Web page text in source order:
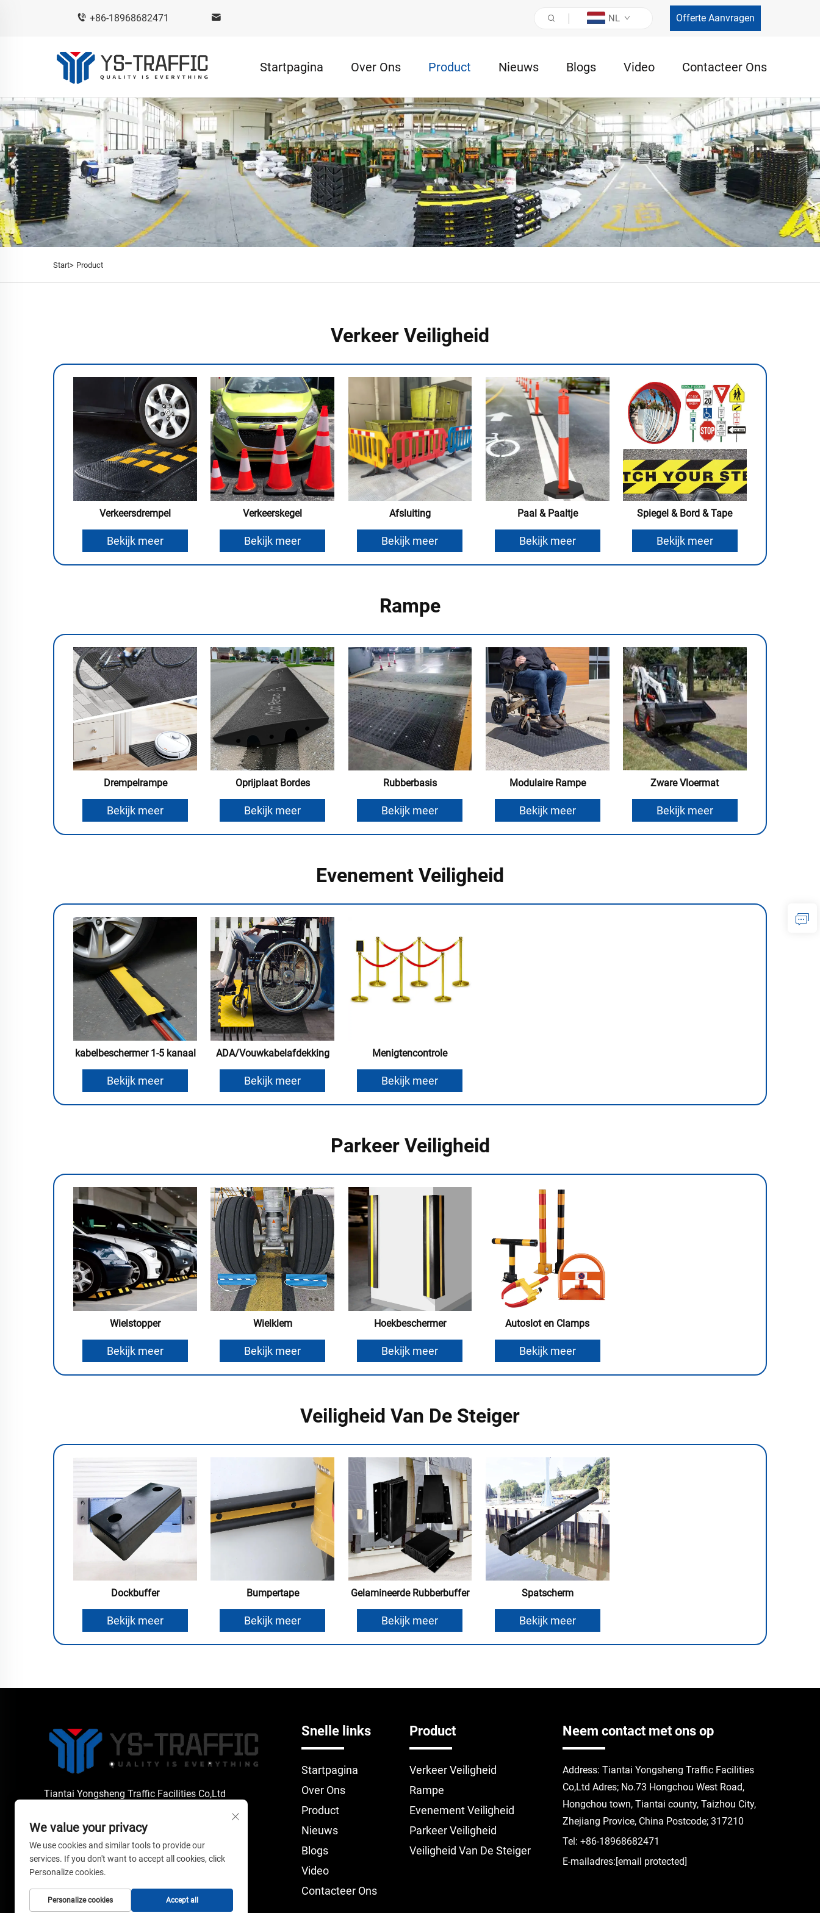
+86-18968682471 NL Offerte Aanvragen
Startpagina Over Ons Product Nieuws Blogs Video Contacteer Ons
Start> Product
Verkeer Veiligheid
Verkeersdrempel
Bekijk meer
Verkeerskegel
Bekijk meer
Afsluiting
Bekijk meer
Paal & Paaltje
Bekijk meer
Spiegel & Bord & Tape
Bekijk meer
Rampe
Drempelrampe
Bekijk meer
Oprijplaat Bordes
Bekijk meer
Rubberbasis
Bekijk meer
Modulaire Rampe
Bekijk meer
Zware Vloermat
Bekijk meer
Evenement Veiligheid
kabelbeschermer 1-5 kanaal
Bekijk meer
ADA/Vouwkabelafdekking
Bekijk meer
Menigtencontrole
Bekijk meer
Parkeer Veiligheid
Wielstopper
Bekijk meer
Wielklem
Bekijk meer
Hoekbeschermer
Bekijk meer
Autoslot en Clamps
Bekijk meer
Veiligheid Van De Steiger
Dockbuffer
Bekijk meer
Bumpertape
Bekijk meer
Gelamineerde Rubberbuffer
Bekijk meer
Spatscherm
Bekijk meer
Tiantai Yongsheng Traffic Facilities Co,Ltd
Copyright © 2026 Tiantai Yongsheng Traffic
Facilities Co,Ltd. Alle rechten voorbehouden. --
Privacybeleid
Snelle links
Startpagina
Over Ons
Product
Nieuws
Blogs
Video
Contacteer Ons
Product
Verkeer Veiligheid
Rampe
Evenement Veiligheid
Parkeer Veiligheid
Veiligheid Van De Steiger
Neem contact met ons op
Address: Tiantai Yongsheng Traffic Facilities
Co,Ltd Adres; No.73 Hongchou West Road,
Hongchou town, Tiantai county, Taizhou City,
Zhejiang Provice, China Postcode; 317210
Tel: +86-18968682471
E-mailadres: [email protected]
We value your privacy
We use cookies and similar tools to provide our
services. If you don't want to accept all cookies, click
Personalize cookies.
Personalize cookies Accept all